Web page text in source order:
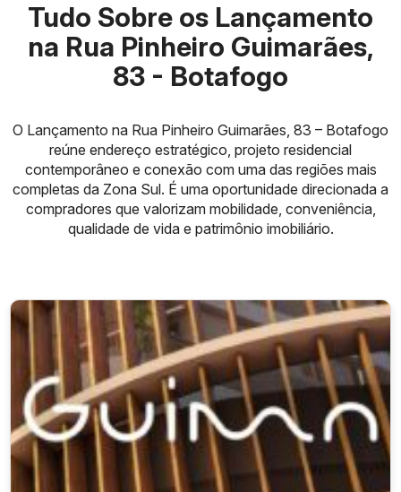
Tudo Sobre os Lançamento
na Rua Pinheiro Guimarães,
83 - Botafogo
O Lançamento na Rua Pinheiro Guimarães, 83 – Botafogo
reúne endereço estratégico, projeto residencial
contemporâneo e conexão com uma das regiões mais
completas da Zona Sul. É uma oportunidade direcionada a
compradores que valorizam mobilidade, conveniência,
qualidade de vida e patrimônio imobiliário.